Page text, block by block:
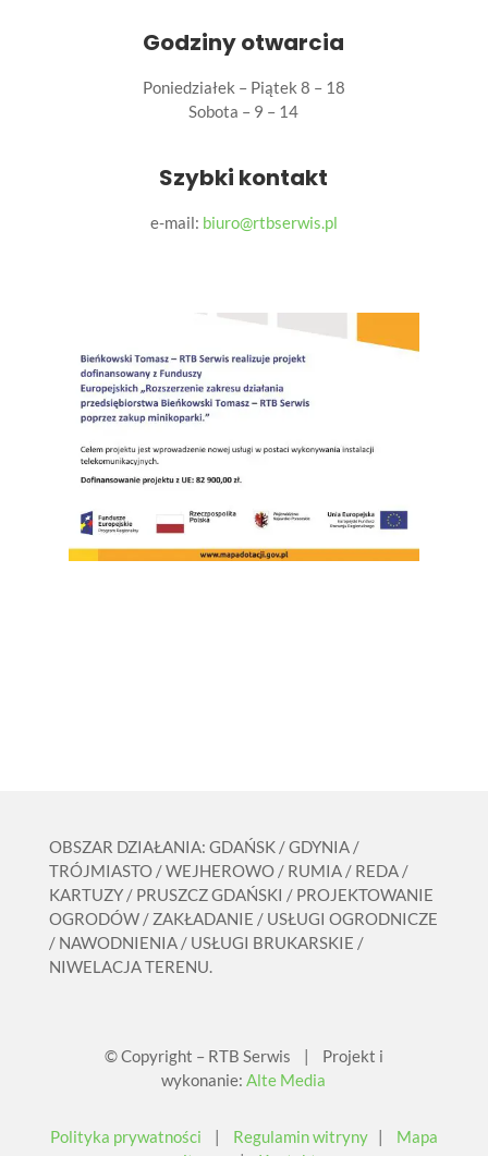
Godziny otwarcia
Poniedziałek – Piątek 8 – 18
Sobota – 9 – 14
Szybki kontakt
e-mail: biuro@rtbserwis.pl
OBSZAR DZIAŁANIA: GDAŃSK / GDYNIA /
TRÓJMIASTO / WEJHEROWO / RUMIA / REDA /
KARTUZY / PRUSZCZ GDAŃSKI / PROJEKTOWANIE
OGRODÓW / ZAKŁADANIE / USŁUGI OGRODNICZE
/ NAWODNIENIA / USŁUGI BRUKARSKIE /
NIWELACJA TERENU.
© Copyright – RTB Serwis | Projekt i
wykonanie:Alte Media
Polityka prywatności | Regulamin witryny| Mapa